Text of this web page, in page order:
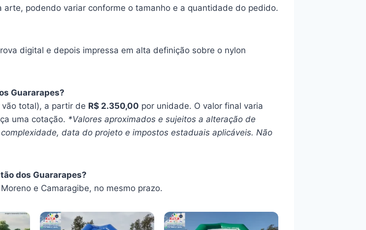
podendo variar conforme o tamanho e a quantidade do pedido.
digital e depois impressa em alta definição sobre o nylon
Guararapes?
total), a partir de R$ 2.350,00 por unidade. O valor final varia
uma cotação. *Valores aproximados e sujeitos a alteração de
data do projeto e impostos estaduais aplicáveis. Não
dos Guararapes?
e Camaragibe, no mesmo prazo.